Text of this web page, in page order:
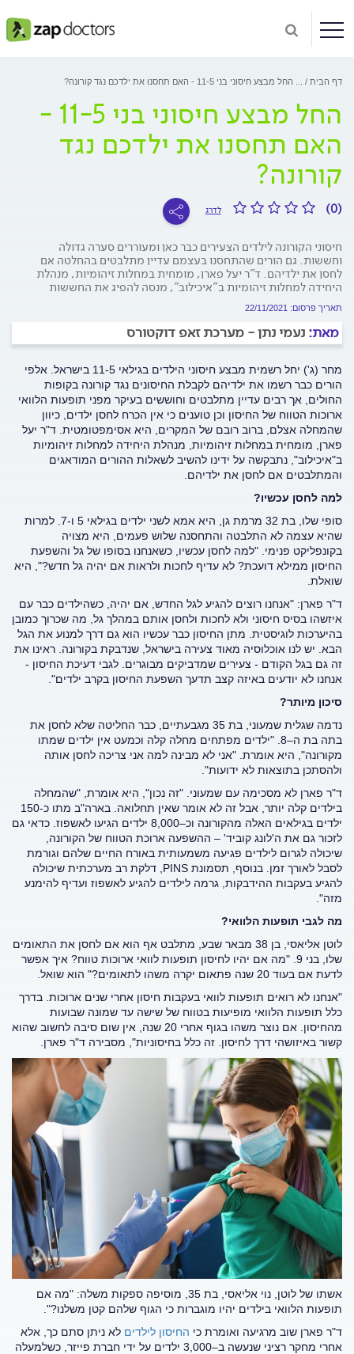
דף הבית החל מבצע חיסוני בני 11-5 - האם תחסנו את ילדכם נגד קורונה?
החל מבצע חיסוני בני 11-5 -
האם תחסנו את ילדכם נגד
קורונה?
(0) לדרג
חיסוני הקורונה לילדים הצעירים כבר כאן ומעוררים סערה גדולה
וחששות. גם הורים שהתחסנו בעצמם עדיין מתלבטים בהחלטה אם
לחסן את ילדיהם. ד"ר יעל פארן, מומחית במחלות זיהומיות, מנהלת
היחידה למחלות זיהומיות ב"איכילוב", מנסה להפיג את החששות
תאריך פרסום: 22/11/2021
מאת: נעמי נתן - מערכת זאפ דוקטורס
מחר (ג') יחל רשמית מבצע חיסוני הילדים בגילאי 11-5 בישראל. אלפי
הורים כבר רשמו את ילדיהם לקבלת החיסונים נגד קורונה בקופות
החולים, אך רבים עדיין מתלבטים וחוששים בעיקר מפני תופעות הלוואי
ארוכות הטווח של החיסון וכן טוענים כי אין הכרח לחסן ילדים, כיוון
שהמחלה אצלם, ברוב רובם של המקרים, היא אסימפטומטית. ד"ר יעל
פארן, מומחית במחלות זיהומיות, מנהלת היחידה למחלות זיהומיות
ב"איכילוב", נתבקשה על ידינו להשיב לשאלות ההורים המודאגים
והמתלבטים אם לחסן את ילדיהם.
למה לחסן עכשיו?
סופי שלו, בת 32 מרמת גן, היא אמא לשני ילדים בגילאי 5 ו-7. למרות
שהיא עצמה לא התלבטה והתחסנה שלוש פעמים, היא מצויה
בקונפליקט פנימי. "למה לחסן עכשיו, כשאנחנו בסופו של גל והשפעת
החיסון ממילא דועכת? לא עדיף לחכות ולראות אם יהיה גל חדש?", היא
שואלת.
ד"ר פארן: "אנחנו רוצים להגיע לגל החדש, אם יהיה, כשהילדים כבר עם
איזשהו בסיס חיסוני ולא לחכות ולחסן אותם במהלך גל, מה שכרוך כמובן
בהיערכות לוגיסטית. מתן החיסון כבר עכשיו הוא גם דרך למנוע את הגל
הבא. יש לנו אוכלוסיה מאוד צעירה בישראל, שנדבקת בקורונה. ראינו את
זה גם בגל הקודם - צעירים שמדביקים מבוגרים. לגבי דעיכת החיסון -
אנחנו לא יודעים באיזה קצב תדעך השפעת החיסון בקרב ילדים".
סיכון מיותר?
נדמה שגלית שמעוני, בת 35 מגבעתיים, כבר החליטה שלא לחסן את
בתה בת ה–8. "ילדים מפתחים מחלה קלה וכמעט אין ילדים שמתו
מקורונה", היא אומרת. "אני לא מבינה למה אני צריכה לחסן אותה
ולהסתכן בתוצאות לא ידועות".
ד"ר פארן לא מסכימה עם שמעוני. "זה נכון", היא אומרת, "שהמחלה
בילדים קלה יותר, אבל זה לא אומר שאין תחלואה. בארה"ב מתו כ-150
ילדים בגילאים האלה מהקורונה וכ–8,000 ילדים הגיעו לאשפוז. כדאי גם
לזכור גם את ה'לונג קוביד' – ההשפעה ארוכת הטווח של הקורונה,
שיכולה לגרום לילדים פגיעה משמעותית באורח החיים שלהם וגורמת
לסבל לאורך זמן. בנוסף, תסמונת PINS, דלקת רב מערכתית שיכולה
להגיע בעקבות ההידבקות, גרמה לילדים להגיע לאשפוז ועדיף להימנע
מזה".
מה לגבי תופעות הלוואי?
לוטן אליאסי, בן 38 מבאר שבע, מתלבט אף הוא אם לחסן את התאומים
שלו, בני 9. "מה אם יהיו לחיסון תופעות לוואי ארוכות טווח? איך אפשר
לדעת אם בעוד 20 שנה פתאום יקרה משהו לתאומים?" הוא שואל.
"אנחנו לא רואים תופעות לוואי בעקבות חיסון אחרי שנים ארוכות. בדרך
כלל תופעות הלוואי מופיעות בטווח של שישה עד שמונה שבועות
מהחיסון. אם נוצר משהו בגוף אחרי 20 שנה, אין שום סיבה לחשוב שהוא
קשור באיזושהי דרך לחיסון. זה כלל בחיסוניות", מסבירה ד"ר פארן.
אשתו של לוטן, נוי אליאסי, בת 35, מוסיפה ספקות משלה: "מה אם
תופעות הלוואי בילדים יהיו מוגברות כי הגוף שלהם קטן משלנו?".
ד"ר פארן שוב מרגיעה ואומרת כי החיסון לילדים לא ניתן סתם כך, אלא
אחרי מחקר רציני שנעשה ב–3,000 ילדים על ידי חברת פייזר, כשלמעלה